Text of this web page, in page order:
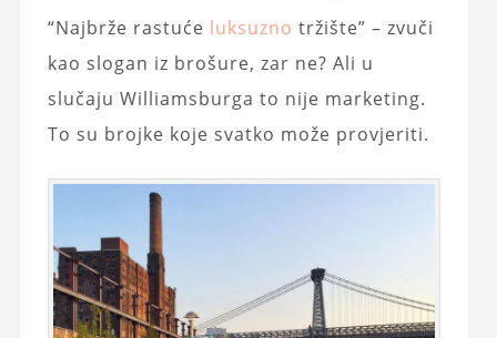
“Najbrže rastuće luksuzno tržište” – zvuči
kao slogan iz brošure, zar ne? Ali u
slučaju Williamsburga to nije marketing.
To su brojke koje svatko može provjeriti.